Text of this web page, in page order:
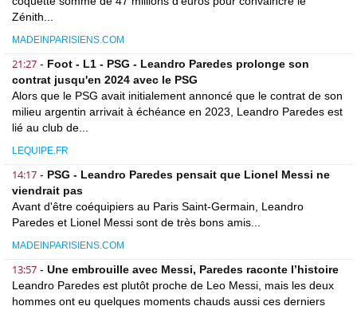
Zénith...
MADEINPARISIENS.COM
21:27 - Foot - L1 - PSG - Leandro Paredes prolonge son
contrat jusqu'en 2024 avec le PSG
Alors que le PSG avait initialement annoncé que le contrat de son
milieu argentin arrivait à échéance en 2023, Leandro Paredes est
lié au club de...
LEQUIPE.FR
14:17 - PSG - Leandro Paredes pensait que Lionel Messi ne
viendrait pas
Avant d'être coéquipiers au Paris Saint-Germain, Leandro
Paredes et Lionel Messi sont de très bons amis...
MADEINPARISIENS.COM
13:57 - Une embrouille avec Messi, Paredes raconte l’histoire
Leandro Paredes est plutôt proche de Leo Messi, mais les deux
hommes ont eu quelques moments chauds aussi ces derniers